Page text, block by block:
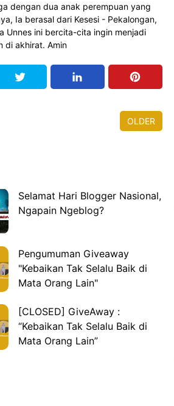
dengan dua anak perempuan yang
Ia berasal dari Kesesi - Pekalongan,
Unnes ini bercita-cita ingin menjadi
di akhirat. Amin
OLDER
Selamat Hari Blogger Nasional,
Ngapain Ngeblog?
Pengumuman Giveaway
"Kebaikan Tak Selalu Baik di
Mata Orang Lain"
[CLOSED] GiveAway :
“Kebaikan Tak Selalu Baik di
Mata Orang Lain”